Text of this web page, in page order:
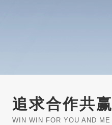
追求合作共赢
WIN WIN FOR YOU AND ME